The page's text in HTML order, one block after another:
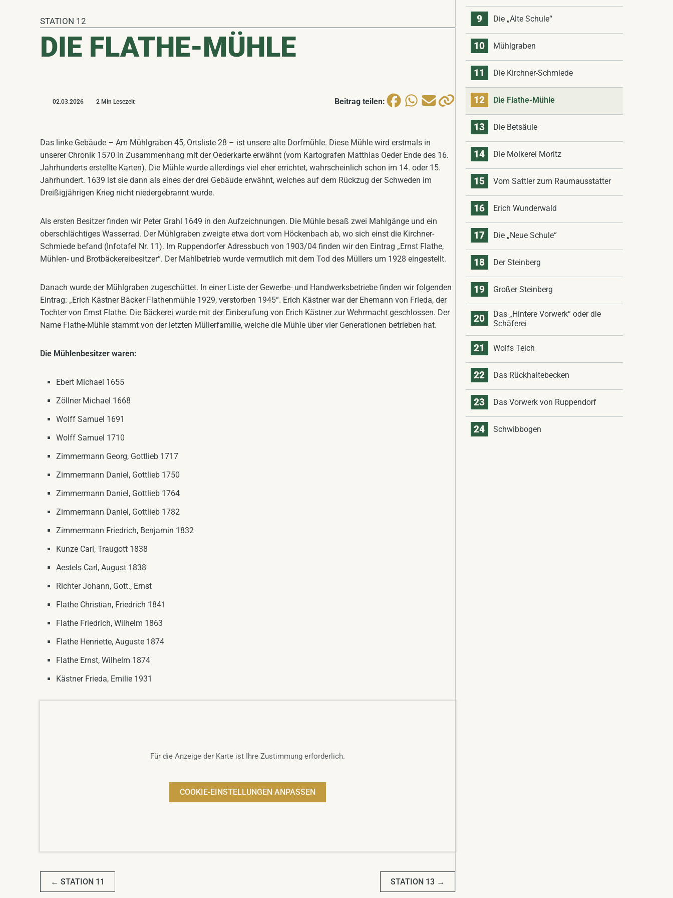
Plakate BALD VERFÜGBAR
STATION 12
DIE FLATHE-MÜHLE
02.03.2026 2 Min Lesezeit Beitrag teilen:
Das linke Gebäude – Am Mühlgraben 45, Ortsliste 28 – ist unsere alte Dorfmühle. Diese Mühle wird erstmals in
unserer Chronik 1570 in Zusammenhang mit der Oederkarte erwähnt (vom Kartografen Matthias Oeder Ende des 16.
Jahrhunderts erstellte Karten). Die Mühle wurde allerdings viel eher errichtet, wahrscheinlich schon im 14. oder 15.
Jahrhundert. 1639 ist sie dann als eines der drei Gebäude erwähnt, welches auf dem Rückzug der Schweden im
Dreißigjährigen Krieg nicht niedergebrannt wurde.
Als ersten Besitzer finden wir Peter Grahl 1649 in den Aufzeichnungen. Die Mühle besaß zwei Mahlgänge und ein
oberschlächtiges Wasserrad. Der Mühlgraben zweigte etwa dort vom Höckenbach ab, wo sich einst die Kirchner-
Schmiede befand (Infotafel Nr. 11). Im Ruppendorfer Adressbuch von 1903/04 finden wir den Eintrag „Ernst Flathe,
Mühlen- und Brotbäckereibesitzer“. Der Mahlbetrieb wurde vermutlich mit dem Tod des Müllers um 1928 eingestellt.
Danach wurde der Mühlgraben zugeschüttet. In einer Liste der Gewerbe- und Handwerksbetriebe finden wir folgenden
Eintrag: „Erich Kästner Bäcker Flathenmühle 1929, verstorben 1945“. Erich Kästner war der Ehemann von Frieda, der
Tochter von Ernst Flathe. Die Bäckerei wurde mit der Einberufung von Erich Kästner zur Wehrmacht geschlossen. Der
Name Flathe-Mühle stammt von der letzten Müllerfamilie, welche die Mühle über vier Generationen betrieben hat.
Die Mühlenbesitzer waren:
Ebert Michael 1655
Zöllner Michael 1668
Wolff Samuel 1691
Wolff Samuel 1710
Zimmermann Georg, Gottlieb 1717
Zimmermann Daniel, Gottlieb 1750
Zimmermann Daniel, Gottlieb 1764
Zimmermann Daniel, Gottlieb 1782
Zimmermann Friedrich, Benjamin 1832
Kunze Carl, Traugott 1838
Aestels Carl, August 1838
Richter Johann, Gott., Ernst
Flathe Christian, Friedrich 1841
Flathe Friedrich, Wilhelm 1863
Flathe Henriette, Auguste 1874
Flathe Ernst, Wilhelm 1874
Kästner Frieda, Emilie 1931
Für die Anzeige der Karte ist Ihre Zustimmung erforderlich.
COOKIE-EINSTELLUNGEN ANPASSEN
BEITRAGSNAVIGATION
← STATION 11 STATION 13→
9 Die „Alte Schule“
10 Mühlgraben
11 Die Kirchner-Schmiede
12 Die Flathe-Mühle
13 Die Betsäule
14 Die Molkerei Moritz
15 Vom Sattler zum Raumausstatter
16 Erich Wunderwald
17 Die „Neue Schule“
18 Der Steinberg
19 Großer Steinberg
20
Das „Hintere Vorwerk“ oder die
Schäferei
21 Wolfs Teich
22 Das Rückhaltebecken
23 Das Vorwerk von Ruppendorf
24 Schwibbogen